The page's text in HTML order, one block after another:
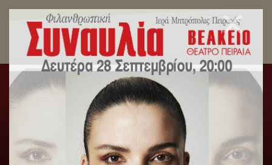
Το Μυστήριο του Ιερού Ευχελαίου στο
Αντικαρκινικό Νοσοκομείο ΜΕΤΑΞΑ από τον
Σεβασμιώτατο κ. Σεραφείμ.